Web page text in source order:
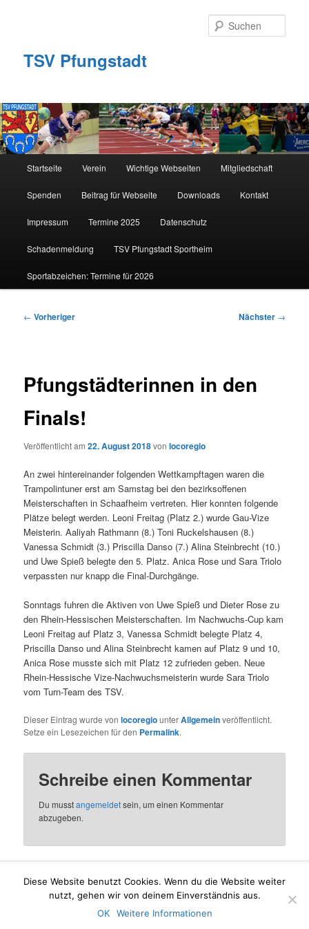
TSV Pfungstadt
Startseite Verein Wichtige Webseiten Mitgliedschaft
Spenden Beitrag für Webseite Downloads Kontakt
Impressum Termine 2025 Datenschutz
Schadenmeldung TSV Pfungstadt Sportheim
Sportabzeichen: Termine für 2026
Beitragsnavigation
← Vorheriger Nächster →
Pfungstädterinnen in den
Finals!
Veröffentlicht am22. August 2018vonlocoregio
An zwei hintereinander folgenden Wettkampftagen waren die
Trampolintuner erst am Samstag bei den bezirksoffenen
Meisterschaften in Schaafheim vertreten. Hier konnten folgende
Plätze belegt werden. Leoni Freitag (Platz 2.) wurde Gau-Vize
Meisterin. Aaliyah Rathmann (8.) Toni Ruckelshausen (8.)
Vanessa Schmidt (3.) Priscilla Danso (7.) Alina Steinbrecht (10.)
und Uwe Spieß belegte den 5. Platz. Anica Rose und Sara Triolo
verpassten nur knapp die Final-Durchgänge.
Sonntags fuhren die Aktiven von Uwe Spieß und Dieter Rose zu
den Rhein-Hessischen Meisterschaften. Im Nachwuchs-Cup kam
Leoni Freitag auf Platz 3, Vanessa Schmidt belegte Platz 4,
Priscilla Danso und Alina Steinbrecht kamen auf Platz 9 und 10,
Anica Rose musste sich mit Platz 12 zufrieden geben. Neue
Rhein-Hessische Vize-Nachwuchsmeisterin wurde Sara Triolo
vom Turn-Team des TSV.
Dieser Eintrag wurde vonlocoregiounterAllgemeinveröffentlicht.
Setze ein Lesezeichen für den Permalink.
Schreibe einen Kommentar
Du musstangemeldetsein, um einen Kommentar
abzugeben.
Mit Stolz präsentiert von WordPress
Diese Website benutzt Cookies. Wenn du die Website weiter
nutzt, gehen wir von deinem Einverständnis aus.
OK
Weitere Informationen